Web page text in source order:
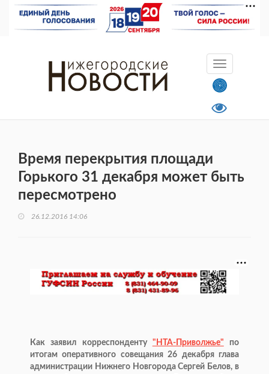
Время перекрытия площади
Горького 31 декабря может быть
пересмотрено
26.12.2016 14:06
Как заявил корреспонденту "НТА-Приволжье" по
итогам оперативного совещания 26 декабря глава
администрации Нижнего Новгорода Сергей Белов, в